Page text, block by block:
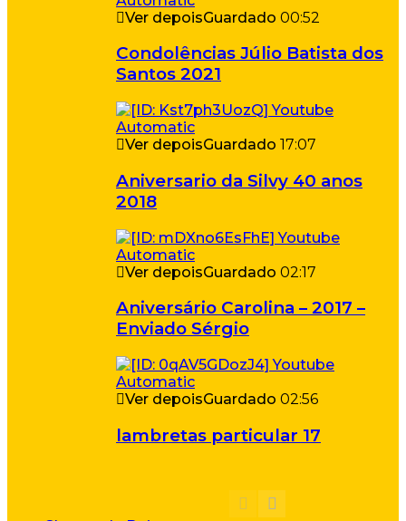
Ver depoisGuardado 00:52
Condolências Júlio Batista dos
Santos 2021
Ver depoisGuardado 17:07
Aniversario da Silvy 40 anos
2018
Ver depoisGuardado 02:17
Aniversário Carolina – 2017 –
Enviado Sérgio
Ver depoisGuardado 02:56
lambretas particular 17